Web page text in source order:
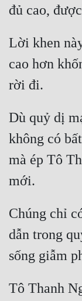
Trùng Sinh
Vô Địch
Võ Hiệp
Xuyên Nhanh
Xuyên Sách
Xuyên Thư
Điền Văn
đủ cao,
Lời khen
cao hơn
rời đi.
Dù quỷ dị
không có
mà ép Tô
mới.
Chúng chỉ
dẫn trong
sống giẫm
Tô Thanh